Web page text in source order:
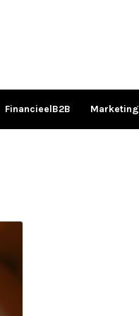
FinancieelB2B Marketing